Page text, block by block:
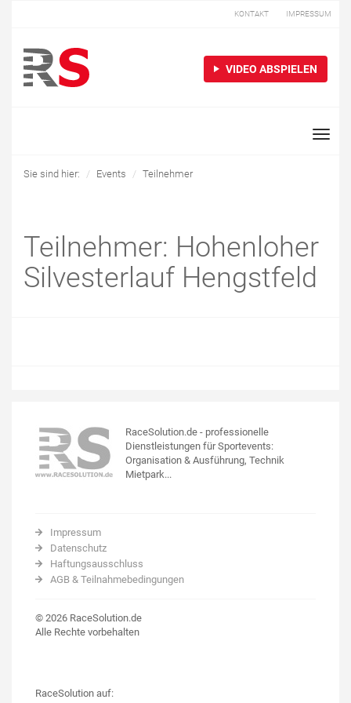
KONTAKT IMPRESSUM
VIDEO ABSPIELEN
Toggle
Sie sind hier: Events Teilnehmer
Teilnehmer: Hohenloher
Silvesterlauf Hengstfeld
RaceSolution.de - professionelle
Dienstleistungen für Sportevents:
Organisation & Ausführung, Technik
Mietpark...
Impressum
Datenschutz
Haftungsausschluss
AGB & Teilnahmebedingungen
© 2026 RaceSolution.de
Alle Rechte vorbehalten
RaceSolution auf: